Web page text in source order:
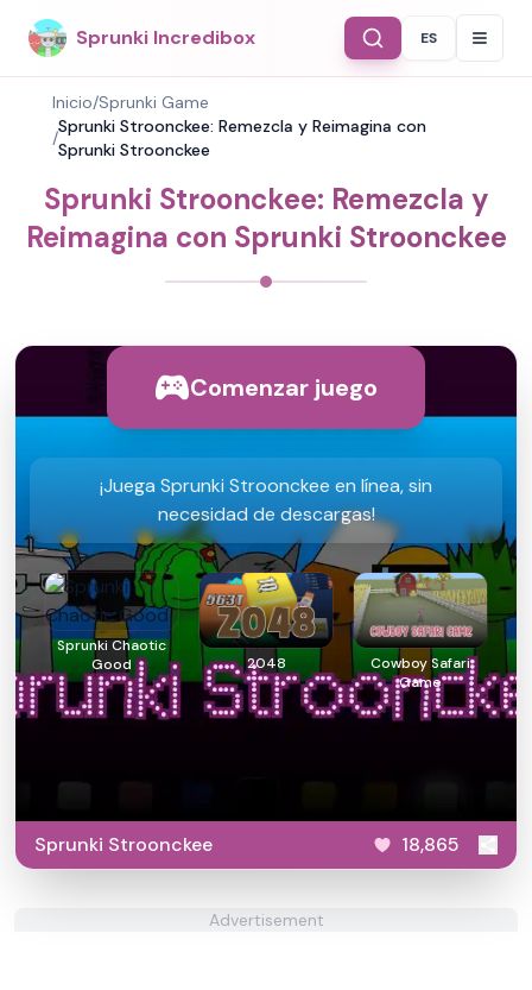
Sprunki Incredibox Select
ES
Inicio/Sprunki Game
/
Sprunki Stroonckee: Remezcla y Reimagina con
Sprunki Stroonckee
Sprunki Stroonckee: Remezcla y
Reimagina con Sprunki Stroonckee
Comenzar juego
¡Juega Sprunki Stroonckee en línea, sin
necesidad de descargas!
Sprunki Chaotic
Good
2048
Cowboy Safari
Game
Sprunki Stroonckee 18,865
Advertisement